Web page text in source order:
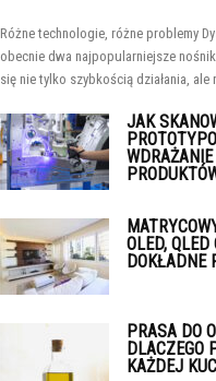
Różne technologie, różne problemy
obecnie dwa najpopularniejsze
się nie tylko szybkością działania,
JAK
OLED,
DOKŁADNE
PRASA DO
DLACZEGO
KAŻDEJ